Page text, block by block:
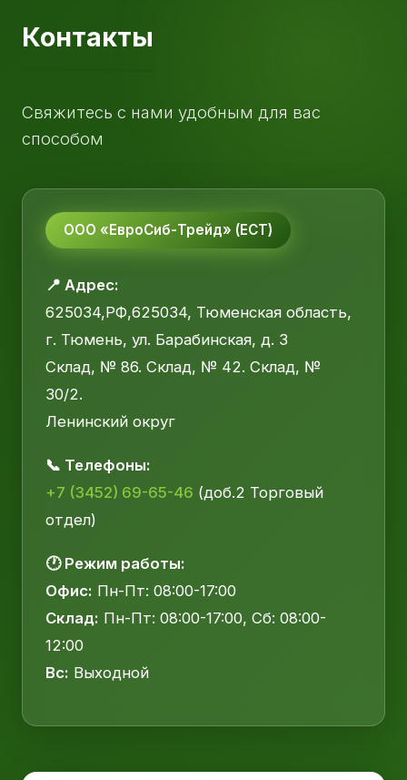
Контакты
Свяжитесь с нами удобным для вас
способом
ООО «ЕвроСиб-Трейд» (ЕСТ)
📍 Адрес:
625034,РФ,625034, Тюменская область,
г. Тюмень, ул. Барабинская, д. 3
Склад, № 86. Склад, № 42. Склад, №
30/2.
Ленинский округ
📞 Телефоны:
+7 (3452) 69-65-46 (доб.2 Торговый
отдел)
🕐 Режим работы:
Офис: Пн-Пт: 08:00-17:00
Склад: Пн-Пт: 08:00-17:00, Сб: 08:00-
12:00
Вс: Выходной